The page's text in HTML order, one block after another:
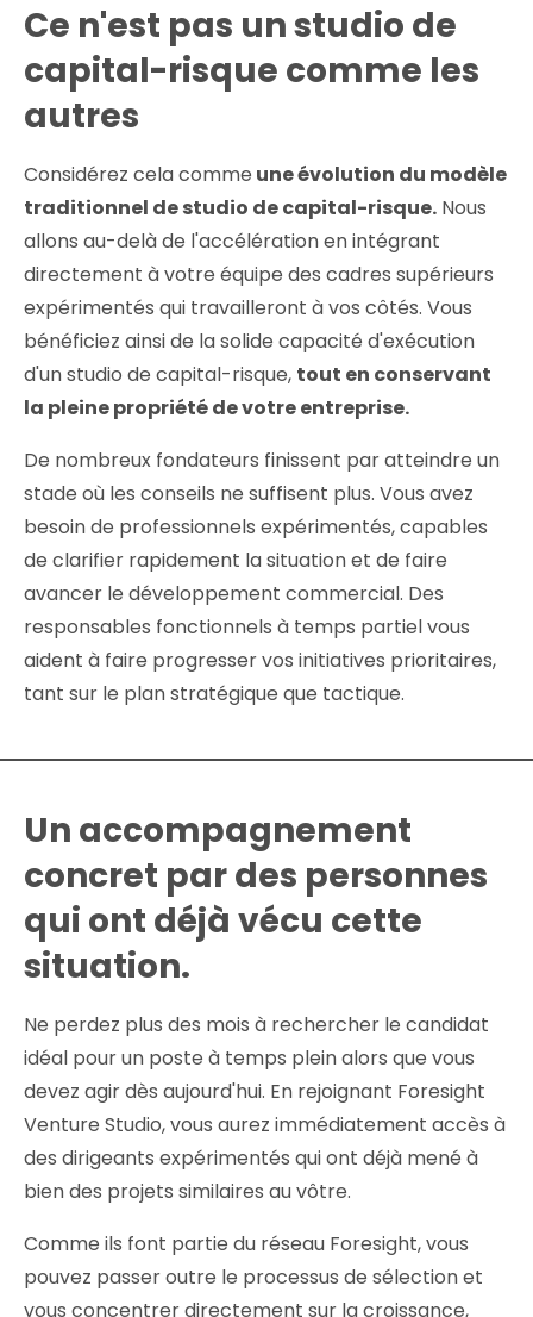
Ce n'est pas un studio de
capital-risque comme les
autres
Considérez cela comme une évolution du modèle
traditionnel de studio de capital-risque. Nous
allons au-delà de l'accélération en intégrant
directement à votre équipe des cadres supérieurs
expérimentés qui travailleront à vos côtés. Vous
bénéficiez ainsi de la solide capacité d'exécution
d'un studio de capital-risque, tout en conservant
la pleine propriété de votre entreprise.
De nombreux fondateurs finissent par atteindre un
stade où les conseils ne suffisent plus. Vous avez
besoin de professionnels expérimentés, capables
de clarifier rapidement la situation et de faire
avancer le développement commercial. Des
responsables fonctionnels à temps partiel vous
aident à faire progresser vos initiatives prioritaires,
tant sur le plan stratégique que tactique.
Un accompagnement
concret par des personnes
qui ont déjà vécu cette
situation.
Ne perdez plus des mois à rechercher le candidat
idéal pour un poste à temps plein alors que vous
devez agir dès aujourd'hui. En rejoignant Foresight
Venture Studio, vous aurez immédiatement accès à
des dirigeants expérimentés qui ont déjà mené à
bien des projets similaires au vôtre.
Comme ils font partie du réseau Foresight, vous
pouvez passer outre le processus de sélection et
vous concentrer directement sur la croissance,